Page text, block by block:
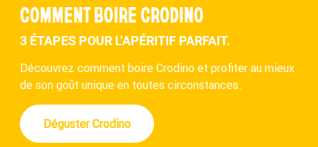
COMMENT BOIRE CRODINO
3 ÉTAPES POUR L’APÉRITIF PARFAIT.
Découvrez comment boire Crodino et profiter au mieux
de son goût unique en toutes circonstances.
Déguster Crodino